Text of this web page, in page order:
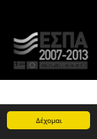
Δέχομαι